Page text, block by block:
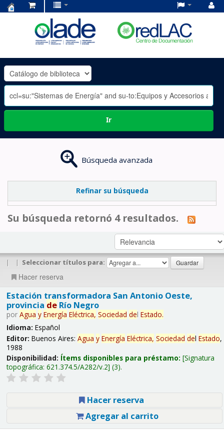
OLADE
-
Ir
Búsqueda avanzada
Refinar su búsqueda
Su búsqueda retornó 4 resultados.
| | Seleccionar títulos para:
Hacer reserva
Estación transformadora San Antonio Oeste,
provincia deRío Negro
por Agua y Energía Eléctrica, Sociedad del Estado.
Idioma: Español
Editor: Buenos Aires: Agua y Energía Eléctrica, Sociedad del Estado,
1988
Disponibilidad: Ítems disponibles para préstamo: Signatura
topográfica: 621.374.5/A282/v.2 (3).
Hacer reserva
Agregar al carrito